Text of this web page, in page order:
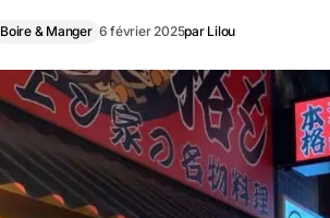
Boire & Manger 6 février 2025par Lilou